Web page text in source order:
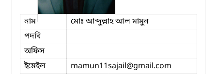
নাম
মোঃ আব্দুল্লাহ আল মামুন
পদবি
অফিস
ইমেইল
mamun11sajail@gmail.com